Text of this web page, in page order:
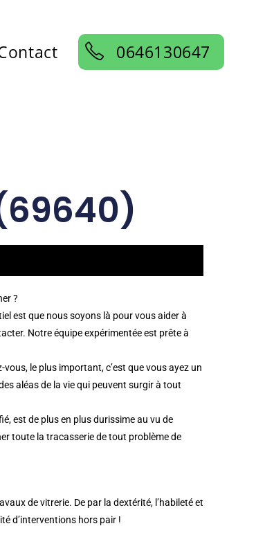
0646130647
?
est que nous soyons là pour vous aider à
Notre équipe expérimentée est prête à
le plus important, c’est que vous ayez un
aléas de la vie qui peuvent surgir à tout
est de plus en plus durissime au vu de
toute la tracasserie de tout problème de
de vitrerie. De par la dextérité, l’habileté et
d’interventions hors pair !